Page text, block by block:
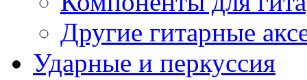
Другие гитарные
Ударные и перкуссия